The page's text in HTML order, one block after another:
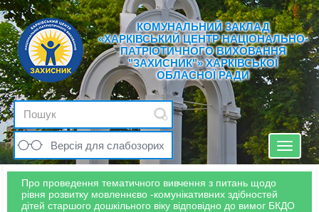
КОМУНАЛЬНИЙ ЗАКЛАД
«ХАРКІВСЬКИЙ ЦЕНТР НАЦІОНАЛЬНО-
ПАТРІОТИЧНОГО ВИХОВАННЯ
"ЗАХИСНИК"» ХАРКІВСЬКОЇ
ОБЛАСНОЇ РАДИ
Версія для слабозорих
Toggle
Про проведення тематичного вивчення з питань щодо
рівня розвитку мовленнєво -комунікативних здібностей
дітей старшого дошкільного віку відповідно до вимог БКДО